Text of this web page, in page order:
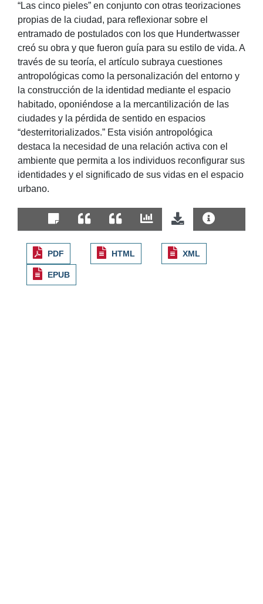
“Las cinco pieles” en conjunto con otras teorizaciones
propias de la ciudad, para reflexionar sobre el
entramado de postulados con los que Hundertwasser
creó su obra y que fueron guía para su estilo de vida. A
través de su teoría, el artículo subraya cuestiones
antropológicas como la personalización del entorno y
la construcción de la identidad mediante el espacio
habitado, oponiéndose a la mercantilización de las
ciudades y la pérdida de sentido en espacios
“desterritorializados.” Esta visión antropológica
destaca la necesidad de una relación activa con el
ambiente que permita a los individuos reconfigurar sus
identidades y el significado de sus vidas en el espacio
urbano.
PDF HTML XML
EPUB